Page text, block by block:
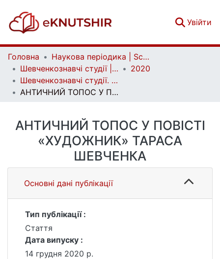
Увійти
Головна
Наукова періодика | Scientific periodicals
Шевченкознавчі студії | Shevchenko Studies
2020
Шевченкознавчі студії. Вип. 1(23)
АНТИЧНИЙ ТОПОС У ПОВІСТІ «ХУДОЖНИК» ТАРАСА ШЕВЧЕНКА
АНТИЧНИЙ ТОПОС У ПОВІСТІ
«ХУДОЖНИК» ТАРАСА
ШЕВЧЕНКА
Основні дані публікації
Тип публікації :
Стаття
Дата випуску :
14 грудня 2020 р.